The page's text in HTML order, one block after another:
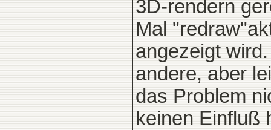
3D-rendern
Mal
angezeigt
andere, aber
das Problem
keinen Einfluß